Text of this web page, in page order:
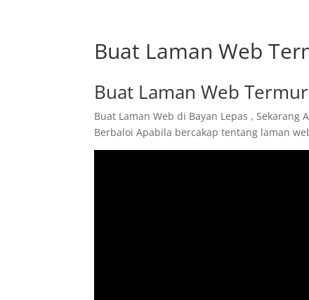
Buat Laman Web
Buat Laman Web
Buat Laman Web di Bayan Lepas ,
Berbaloi Apabila bercakap tentang laman